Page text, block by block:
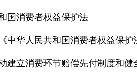
国消费者权益保护法
中华人民共和国消费者权益保护
建立消费环节赔偿先付制度和